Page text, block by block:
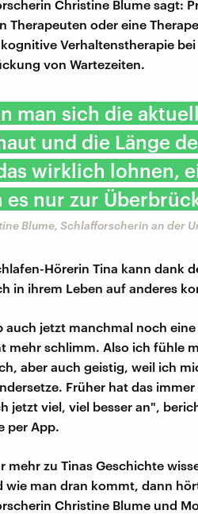
Christine Blume sagt:
Therapeuten oder eine
Verhaltenstherapie
von Wartezeiten.
man sich die
und die Länge
wirklich lohnen,
es nur zur
Blume, Schlafforscherin an der
Hörerin Tina kann dank
in ihrem Leben auf anderes
auch jetzt manchmal noch
mehr schlimm. Also ich fühle
aber auch geistig, weil ich
Früher hat das
jetzt viel, viel besser an",
per App.
mehr zu Tinas Geschichte
wie man dran kommt, dann
Christine Blume und